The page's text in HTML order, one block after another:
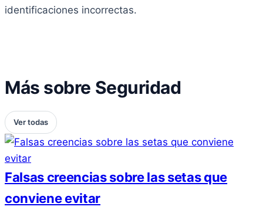
identificaciones incorrectas.
Más sobre Seguridad
Ver todas
Falsas creencias sobre las setas que
conviene evitar